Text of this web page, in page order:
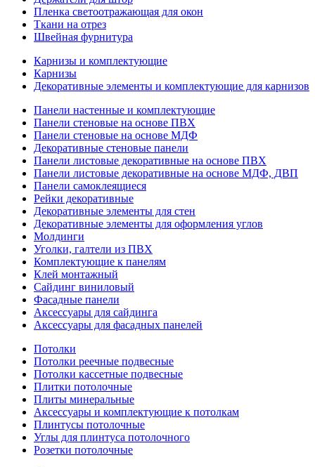
Пленка светоотражающая для окон
Ткани на отрез
Швейная фурнитура
Карнизы и комплектующие
Карнизы
Декоративные элементы и комплектующие для карнизов
Панели настенные и комплектующие
Панели стеновые на основе ПВХ
Панели стеновые на основе МДФ
Декоративные стеновые панели
Панели листовые декоративные на основе ПВХ
Панели листовые декоративные на основе МДФ, ДВП
Панели самоклеящиеся
Рейки декоративные
Декоративные элементы для стен
Декоративные элементы для оформления углов
Молдинги
Уголки, галтели из ПВХ
Комплектующие к панелям
Клей монтажный
Сайдинг виниловый
Фасадные панели
Аксессуары для сайдинга
Аксессуары для фасадных панелей
Потолки
Потолки реечные подвесные
Потолки кассетные подвесные
Плитки потолочные
Плиты минеральные
Аксессуары и комплектующие к потолкам
Плинтусы потолочные
Углы для плинтуса потолочного
Розетки потолочные